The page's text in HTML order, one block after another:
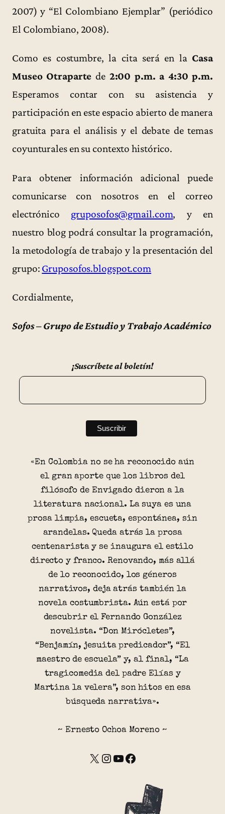
2007) y “El Colombiano Ejemplar” (periódico
El Colombiano, 2008).
Como es costumbre, la cita será en la Casa
Museo Otraparte de 2:00 p.m. a 4:30 p.m.
Esperamos contar con su asistencia y
participación en este espacio abierto de manera
gratuita para el análisis y el debate de temas
coyunturales en su contexto histórico.
Para obtener información adicional puede
comunicarse con nosotros en el correo
electrónico gruposofos@gmail.com, y en
nuestro blog podrá consultar la programación,
la metodología de trabajo y la presentación del
grupo: Gruposofos.blogspot.com
Cordialmente,
Sofos – Grupo de Estudio y Trabajo Académico
¡Suscríbete al boletín!
«En Colombia no se ha reconocido aún
el gran aporte que los libros del
filósofo de Envigado dieron a la
literatura nacional. La suya es una
prosa limpia, escueta, espontánea, sin
arandelas. Queda atrás la prosa
centenarista y se inaugura el estilo
directo y franco. Renovando, más allá
de lo reconocido, los géneros
narrativos, deja atrás también la
novela costumbrista. Aún está por
descubrir el Fernando González
novelista. “Don Mirócletes”,
“Benjamín, jesuita predicador”, “El
maestro de escuela” y, al final, “La
tragicomedia del padre Elías y
Martina la velera”, son hitos en esa
búsqueda narrativa».
~ Ernesto Ochoa Moreno ~
X Instagram YouTube Facebook